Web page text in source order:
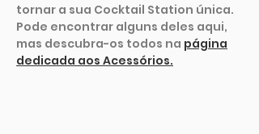
tornar a sua Cocktail Station única.
Pode encontrar alguns deles aqui,
mas descubra-os todos na página
dedicada aos Acessórios.